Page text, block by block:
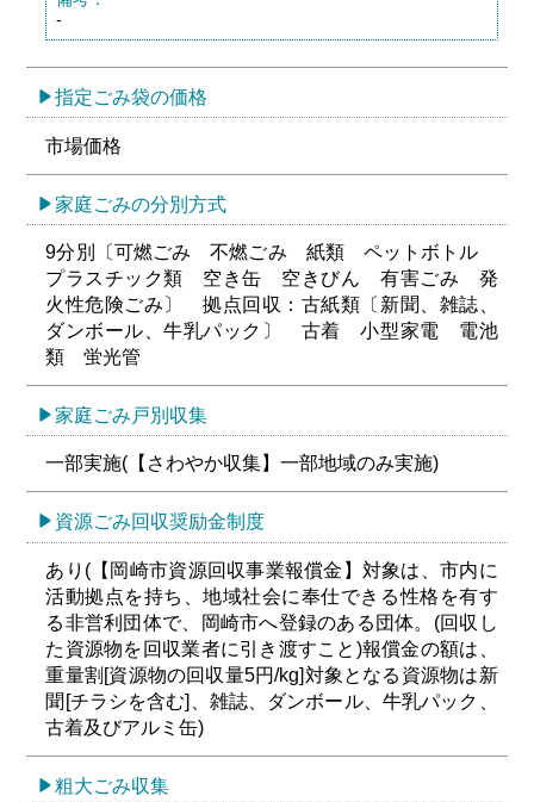
-
指定ごみ袋の価格
市場価格
家庭ごみの分別方式
9分別〔可燃ごみ 不燃ごみ 紙類 ペットボトル
プラスチック類 空き缶 空きびん 有害ごみ 発
火性危険ごみ〕 拠点回収：古紙類〔新聞、雑誌、
ダンボール、牛乳パック〕 古着 小型家電 電池
類 蛍光管
家庭ごみ戸別収集
一部実施(【さわやか収集】一部地域のみ実施)
資源ごみ回収奨励金制度
あり(【岡崎市資源回収事業報償金】対象は、市内に
活動拠点を持ち、地域社会に奉仕できる性格を有す
る非営利団体で、岡崎市へ登録のある団体。(回収し
た資源物を回収業者に引き渡すこと)報償金の額は、
重量割[資源物の回収量5円/kg]対象となる資源物は新
聞[チラシを含む]、雑誌、ダンボール、牛乳パック、
古着及びアルミ缶)
粗大ごみ収集